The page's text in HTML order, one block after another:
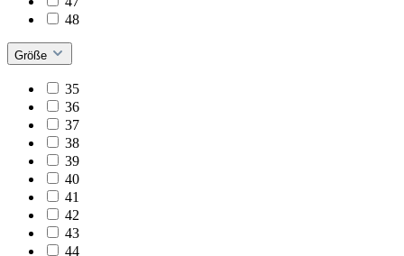
48
Größe
35
36
37
38
39
40
41
42
43
44